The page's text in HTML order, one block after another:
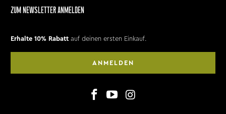
ZUM NEWSLETTER ANMELDEN
Erhalte 10% Rabatt auf deinen ersten Einkauf.
ANMELDEN